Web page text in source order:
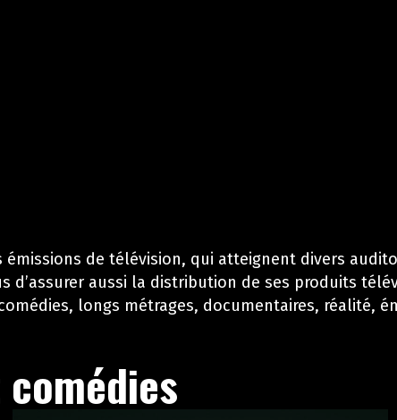
de télévision, qui atteignent divers
d’assurer aussi la distribution de ses produits
longs métrages, documentaires, réalité,